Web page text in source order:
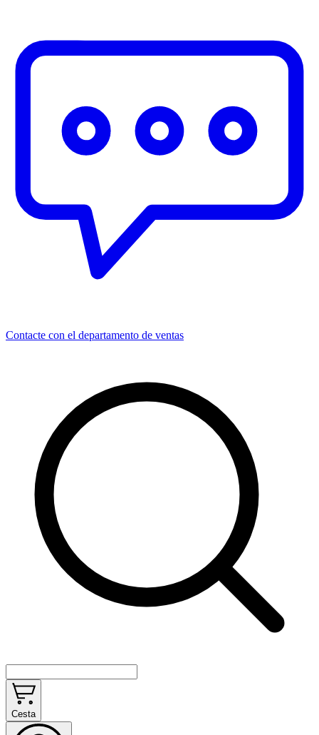
Contacte con el departamento de ventas
Cesta